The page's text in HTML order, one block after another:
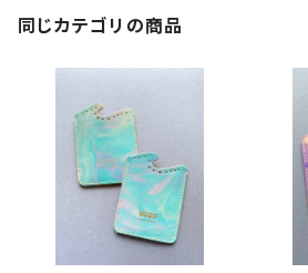
同じカテゴリの商品